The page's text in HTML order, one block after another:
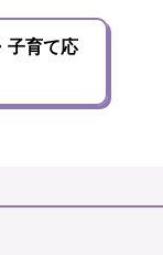
子育て応